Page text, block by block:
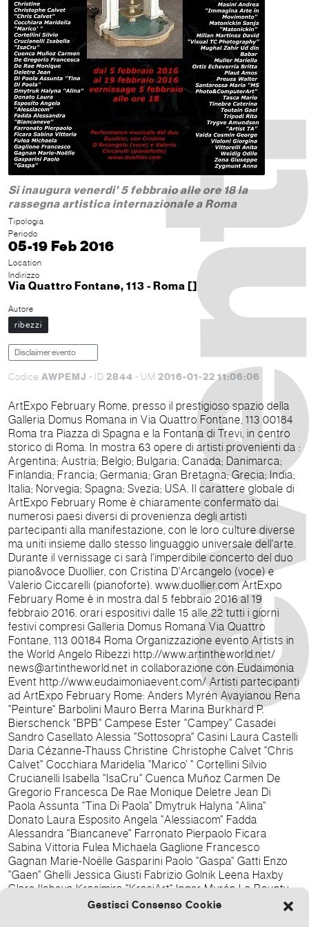
Gestisci Consenso Cookie
Si inaugura venerdi' 5 febbraio alle ore 18 la
rassegna artistica internazionale a Roma
Tipologia
Periodo
05-19 Feb 2016
Location
Indirizzo
Via Quattro Fontane, 113 - Roma []
Autore
ribezzi
Disclaimer evento
Codice AWPEMJ - ID 2844 - UM 2016-01-22 11:06:06
ArtExpo February Rome, presso il prestigioso spazio della
Galleria Domus Romana in Via Quattro Fontane, 113 00184
Roma tra Piazza di Spagna e la Fontana di Trevi, in centro
storico di Roma. In mostra 63 opere di artisti provenienti da :
Argentina; Austria; Belgio; Bulgaria; Canada; Danimarca;
Finlandia; Francia; Germania; Gran Bretagna; Grecia; India;
Italia; Norvegia; Spagna; Svezia; USA. Il carattere globale di
ArtExpo February Rome è chiaramente confermato dai
numerosi paesi diversi di provenienza degli artisti
partecipanti alla manifestazione, con le loro culture diverse
ma uniti insieme dallo stesso linguaggio universale dell'arte.
Durante il vernissage ci sarà l'imperdibile concerto del duo
piano&voce Duollier, con Cristina D'Arcangelo (voce) e
Valerio Ciccarelli (pianoforte). www.duollier.com ArtExpo
February Rome è in mostra dal 5 febbraio 2016 al 19
febbraio 2016. orari espositivi dalle 15 alle 22 tutti i giorni
festivi compresi Galleria Domus Romana Via Quattro
Fontane, 113 00184 Roma Organizzazione evento Artists in
the World Angelo Ribezzi http://www.artintheworld.net/
news@artintheworld.net in collaborazione con Eudaimonia
Event http://www.eudaimoniaevent.com/ Artisti partecipanti
ad ArtExpo February Rome: Anders Myrén Avayianou Rena
"Peinture" Barbolini Mauro Berra Marina Burkhard P.
Bierschenck "BPB" Campese Ester "Campey" Casadei
Sandro Casellato Alessia "Sottosopra" Casini Laura Castelli
Daria Cézanne-Thauss Christine Christophe Calvet "Chris
Calvet" Cocchiara Maridelia "Marico' " Cortellini Silvio
Crucianelli Isabella "IsaCru" Cuenca Muñoz Carmen De
Gregorio Francesca De Rae Monique Deletre Jean Di
Paola Assunta "Tina Di Paola" Dmytruk Halyna "Alina"
Donato Laura Esposito Angela "Alessiacom" Fadda
Alessandra "Biancaneve" Farronato Pierpaolo Ficara
Sabina Vittoria Fulea Michaela Gaglione Francesco
Gagnan Marie-Noëlle Gasparini Paolo "Gaspa" Gatti Enzo
"Gaen" Ghelli Jessica Giusti Fabrizio Golnik Leena Haxby
Clare Ilcheva Krasimira "KrasiArt" Inger Myrén La Bounty